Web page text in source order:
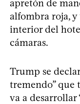
apretón de
alfombra roja,
interior del
cámaras.
Trump se
tremendo” que
va a desarrollar